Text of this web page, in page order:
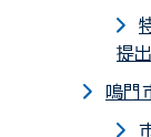
提
鳴門